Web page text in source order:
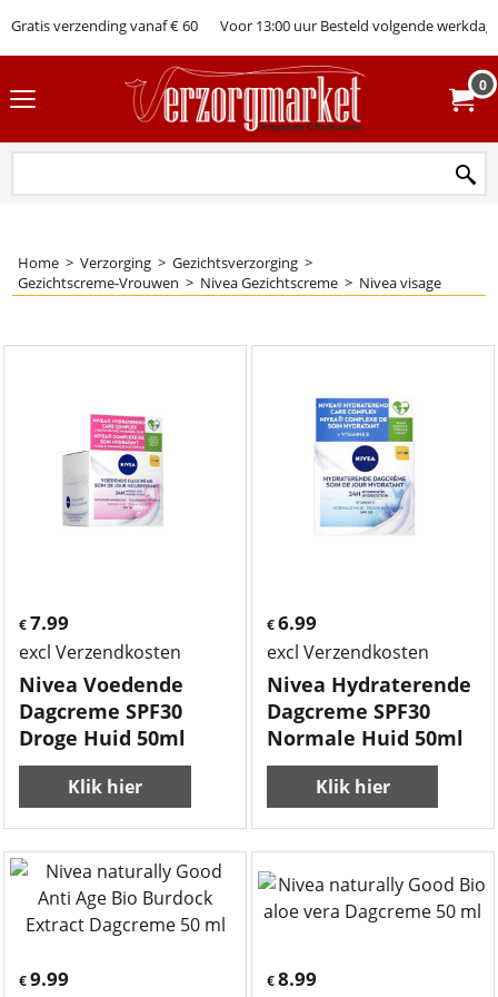
Gratis verzending vanaf € 60 Voor 13:00 uur Besteld volgende werkdag
0
Home > Verzorging > Gezichtsverzorging >
Gezichtscreme-Vrouwen > Nivea Gezichtscreme > Nivea visage
€ 7.99
excl Verzendkosten
Nivea Voedende
Dagcreme SPF30
Droge Huid 50ml
Klik hier
€6.99
excl Verzendkosten
Nivea Hydraterende
Dagcreme SPF30
Normale Huid 50ml
Klik hier
€ 9.99 €8.99